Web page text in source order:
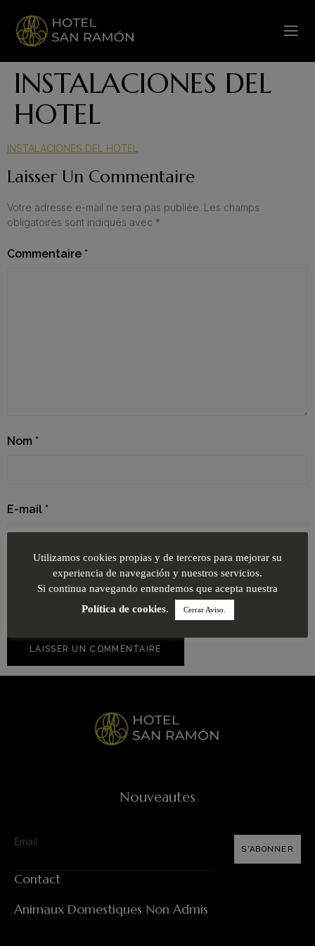
INSTALACIONES DEL
HOTEL
INSTALACIONES DEL HOTEL
Laisser Un Commentaire
Votre adresse e-mail ne sera pas publiée. Les champs
obligatoires sont indiqués avec *
Commentaire *
Nom *
E-mail *
Site web
Nouveautes
S'ABONNER
Contact
Animaux Domestiques Non Admis
Utilizamos cookies propias y de terceros para mejorar su
experiencia de navegación y nuestros servicios.
Si continua navegando entendemos que acepta nuestra
Política de cookies. Cerrar Aviso.